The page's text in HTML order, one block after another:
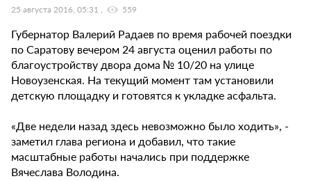
25 августа 2016, 05:31 559
Губернатор Валерий Радаев по время рабочей поездки
по Саратову вечером 24 августа оценил работы по
благоустройству двора дома № 10/20 на улице
Новоузенская. На текущий момент там установили
детскую площадку и готовятся к укладке асфальта.
«Две недели назад здесь невозможно было ходить», -
заметил глава региона и добавил, что такие
масштабные работы начались при поддержке
Вячеслава Володина.